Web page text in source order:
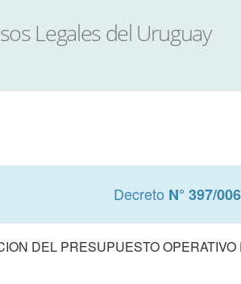
Decreto N° 397/006
DEL PRESUPUESTO